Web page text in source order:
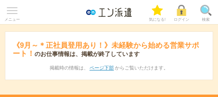
メニュー 気になる! ログイン 検索
《9月～＊正社員登用あり！》未経験から始める営業サポ
ート！ のお仕事情報は、掲載が終了しています
掲載時の情報は、 ページ下部 からご覧いただけます。